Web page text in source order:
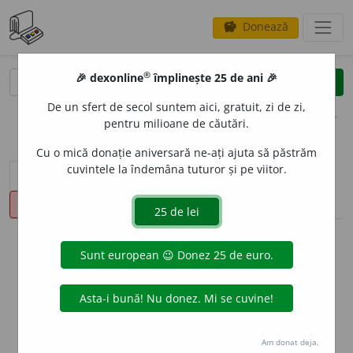
savings Donează
clear
opțiuni
sinteza definițiilor (1) definiții (19)
declinări
info
Aceste definiții sunt compilate de
echipa dexonline. Definițiile
originale se află pe filadefiniții.
Puteți reordona filele pe pagina de
🎉 dexonline® împlinește 25 de ani 🎉
De un sfert de secol suntem aici, gratuit, zi de zi,
pentru milioane de căutări.
Cu o mică donație aniversară ne-ați ajuta să păstrăm
cuvintele la îndemâna tuturor și pe viitor.
Am donat deja.